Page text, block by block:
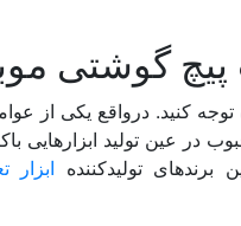
پیچ گوشتی
کنید. درواقع یکی از
در عین تولید ابزارهایی
تولید‌کننده ابزار